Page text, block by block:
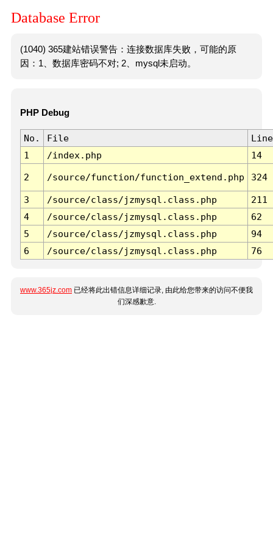
Database Error
(1040) 365建站错误警告：连接数据库失败，可能的原
因：1、数据库密码不对; 2、mysql未启动。
PHP Debug
No. File
Line
1
/index.php 14
2 /source/function/function_extend.php 324
3 /source/class/jzmysql.class.php
211
4
/source/class/jzmysql.class.php
62
5
/source/class/jzmysql.class.php
94
6
/source/class/jzmysql.class.php 76
www.365jz.com 已经将此出错信息详细记录, 由此给您带来的访问不便我
们深感歉意.